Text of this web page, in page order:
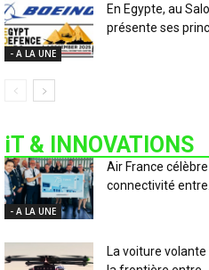
- A LA UNE
En Egypte, au
présente ses
iT & INNOVATIONS
- A LA UNE
Air France
connectivité entre...
La voiture